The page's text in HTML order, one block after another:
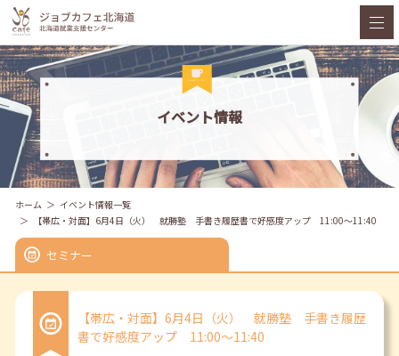
イベント情報
ホーム
イベント情報一覧
【帯広・対面】6月4日（火） 就勝塾 手書き履歴書で好感度アップ 11:00～11:40
セミナー
【帯広・対面】6月4日（火） 就勝塾 手書き履歴
書で好感度アップ 11:00～11:40